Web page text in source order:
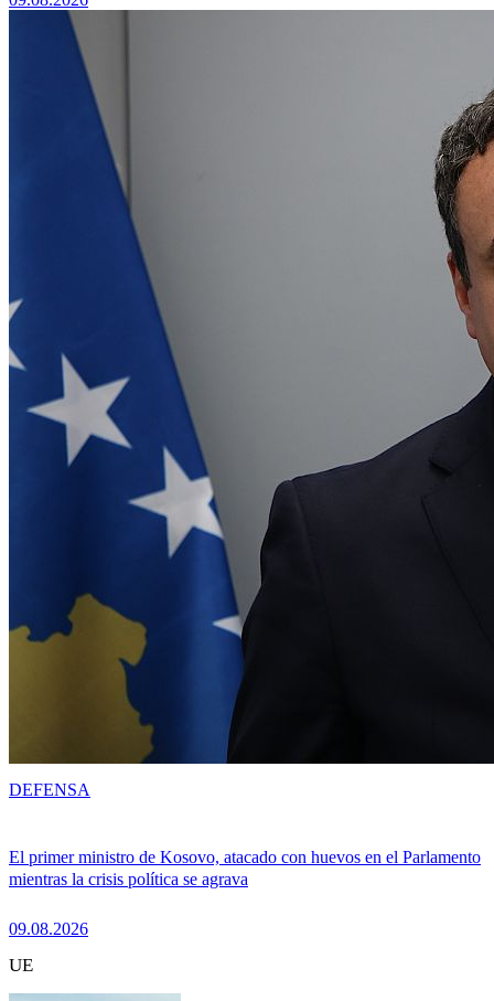
El primer ministro de Kosovo, atacado con huevos en el Parlamento
mientras la crisis política se agrava
09.08.2026
DEFENSA
UE